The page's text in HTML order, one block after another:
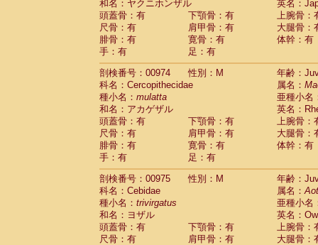
和名：ヤクニホンザル
英名：
頭蓋骨：有
下顎骨：有
上腕骨：
尺骨：有
肩甲骨：有
大腿骨：
腓骨：有
寛骨：有
体幹：有
手：有
足：有
剖検番号：00974
性別：M
年齢：
科名：Cercopithecidae
属名：
種小名： mulatta
亜種小名
和名：アカゲザル
英名：
頭蓋骨：有
下顎骨：有
上腕骨：
尺骨：有
肩甲骨：有
大腿骨：
腓骨：有
寛骨：有
体幹：有
手：有
足：有
剖検番号：00975
性別：M
年齢：
科名：Cebidae
属名：
種小名： trivirgatus
亜種小名
和名：ヨザル
英名：
頭蓋骨：有
下顎骨：有
上腕骨：
尺骨：有
肩甲骨：有
大腿骨：